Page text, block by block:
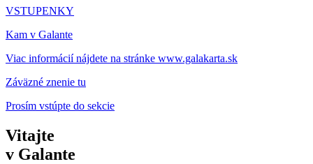
VSTUPENKY
Kam v Galante
Viac informácií nájdete na stránke www.galakarta.sk
Záväzné znenie tu
Prosím vstúpte do sekcie
Vitajte
v Galante